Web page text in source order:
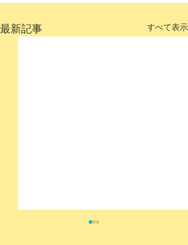
最新記事 すべて表示